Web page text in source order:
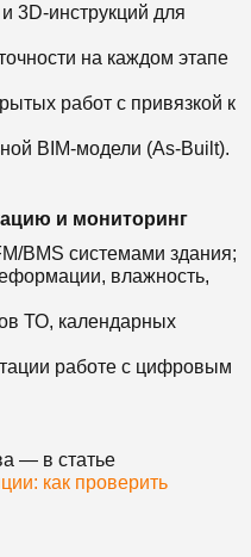
3D-инструкций для
на каждом этапе
работ с привязкой к
BIM-модели (As-Built).
и мониторинг
BMS системами здания;
влажность,
ТО, календарных
работе с цифровым
— в статье
как проверить